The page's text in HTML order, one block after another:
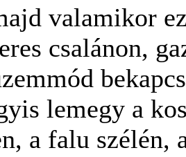
valamikor
csalánon,
lemegy a
a falu